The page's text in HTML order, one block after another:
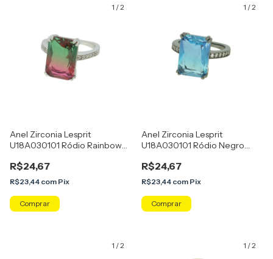
1 /2
Anel Zirconia Lesprit
U18A030101 Ródio Rainbow
R$24,67
R$23,44 com Pix
Comprar
1 /2
Anel Zirconia Lesprit
U18A030101 Ródio Negro
R$24,67
R$23,44 com Pix
Comprar
1 /2 1 /2